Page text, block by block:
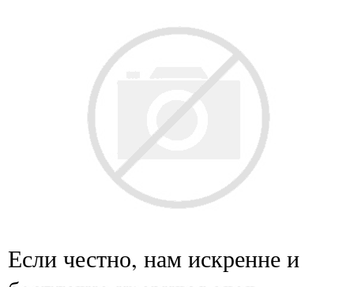
Если честно, нам искренне и